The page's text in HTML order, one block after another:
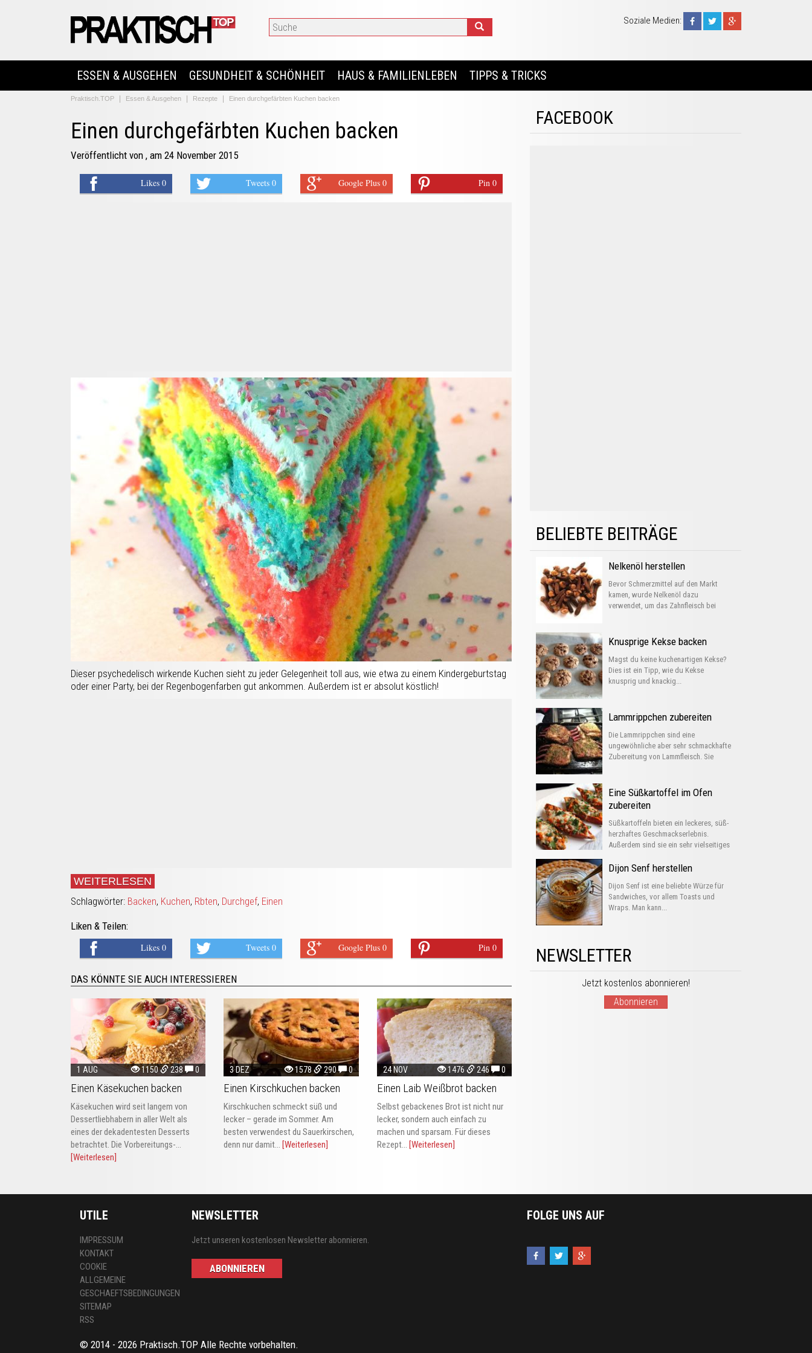
Soziale Medien:
ESSEN & AUSGEHEN GESUNDHEIT & SCHÖNHEIT HAUS & FAMILIENLEBEN TIPPS & TRICKS
Praktisch.TOP Essen & Ausgehen Rezepte Einen durchgefärbten Kuchen backen
Einen durchgefärbten Kuchen backen
Veröffentlicht von , am 24 November 2015
Likes 0 Tweets 0 Google Plus 0 Pin 0
Dieser psychedelisch wirkende Kuchen sieht zu jeder Gelegenheit toll aus, wie etwa zu einem Kindergeburtstag
oder einer Party, bei der Regenbogenfarben gut ankommen. Außerdem ist er absolut köstlich!
WEITERLESEN
Schlagwörter: Backen, Kuchen, Rbten, Durchgef, Einen
Liken & Teilen:
Likes 0 Tweets 0 Google Plus 0 Pin 0
DAS KÖNNTE SIE AUCH INTERESSIEREN
1 AUG 1150 238 0
Einen Käsekuchen backen
Käsekuchen wird seit langem von
Dessertliebhabern in aller Welt als
eines der dekadentesten Desserts
betrachtet. Die Vorbereitungs-...
[Weiterlesen]
3 DEZ 1578 290 0
Einen Kirschkuchen backen
Kirschkuchen schmeckt süß und
lecker – gerade im Sommer. Am
besten verwendest du Sauerkirschen,
denn nur damit... [Weiterlesen]
24 NOV 1476 246 0
Einen Laib Weißbrot backen
Selbst gebackenes Brot ist nicht nur
lecker, sondern auch einfach zu
machen und sparsam. Für dieses
Rezept... [Weiterlesen]
FACEBOOK
BELIEBTE BEITRÄGE
Nelkenöl herstellen
Bevor Schmerzmittel auf den Markt
kamen, wurde Nelkenöl dazu
verwendet, um das Zahnfleisch bei
Knusprige Kekse backen
Magst du keine kuchenartigen Kekse?
Dies ist ein Tipp, wie du Kekse
knusprig und knackig...
Lammrippchen zubereiten
Die Lammrippchen sind eine
ungewöhnliche aber sehr schmackhafte
Zubereitung von Lammfleisch. Sie
Eine Süßkartoffel im Ofen
zubereiten
Süßkartoffeln bieten ein leckeres, süß-
herzhaftes Geschmackserlebnis.
Außerdem sind sie ein sehr vielseitiges
Dijon Senf herstellen
Dijon Senf ist eine beliebte Würze für
Sandwiches, vor allem Toasts und
Wraps. Man kann...
NEWSLETTER
Jetzt kostenlos abonnieren!
Abonnieren
UTILE
IMPRESSUM
KONTAKT
COOKIE
ALLGEMEINE
GESCHAEFTSBEDINGUNGEN
SITEMAP
RSS
NEWSLETTER
Jetzt unseren kostenlosen Newsletter abonnieren.
ABONNIEREN
FOLGE UNS AUF
© 2014 - 2026 Praktisch.TOP Alle Rechte vorbehalten.